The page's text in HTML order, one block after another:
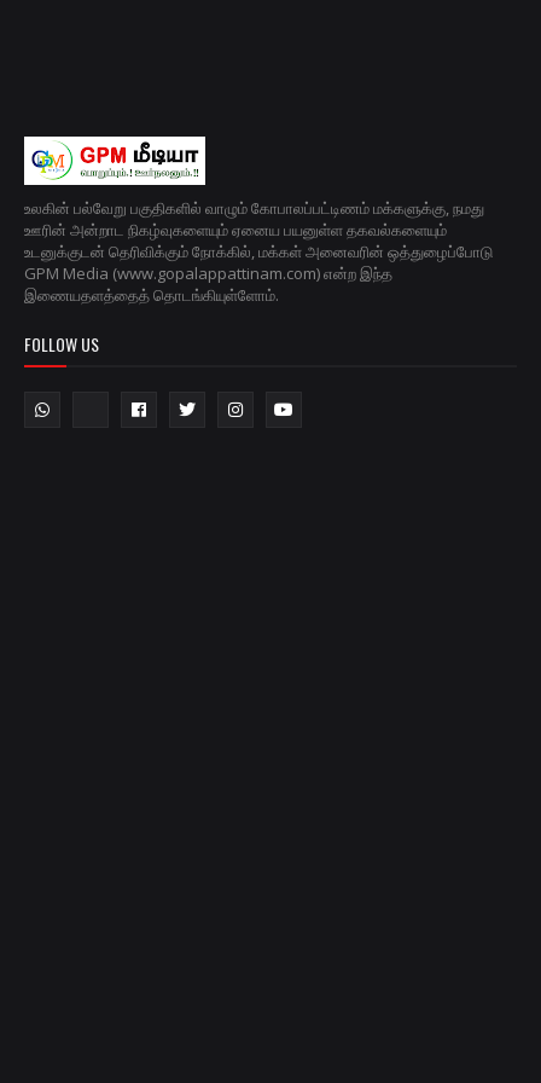
உலகின் பல்வேறு பகுதிகளில் வாழும் கோபாலப்பட்டிணம் மக்களுக்கு, நமது
ஊரின் அன்றாட நிகழ்வுகளையும் ஏனைய பயனுள்ள தகவல்களையும்
உடனுக்குடன் தெரிவிக்கும் நோக்கில், மக்கள் அனைவரின் ஒத்துழைப்போடு
GPM Media (www.gopalappattinam.com) என்ற இந்த
இணையதளத்தைத் தொடங்கியுள்ளோம்.
FOLLOW US